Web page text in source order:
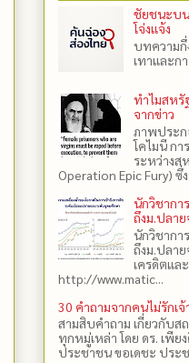
ชัยชนะบน
โจ่งแจ้ง
บทความกึ่
เทาและก
ทำไมสหรั
จากข่าว
ภาพประ
โคไมนี ก
ระหว่างส
Operation Epic Fury) ซึ่
นักวิชากา
ถึงม.ปลา
นักวิชากา
ถึงม.ปลา
เครดิตแล
http://www.matic...
30 คำถามจากคนไม่รักเจ้
สามสิบคำถาม เกี่ยวกับ
ทุกหมู่เหล่า โดย ดร.​ เพี
ประชาชน ขอเดชะ ประ